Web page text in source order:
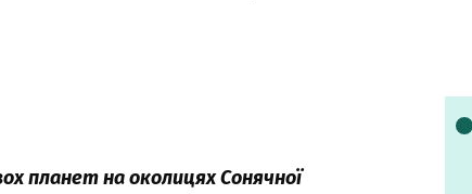
планет на околицях Сонячної